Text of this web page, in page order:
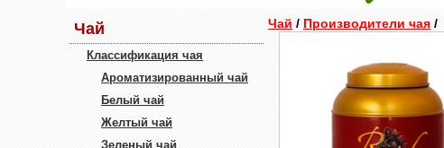
Чай
Классификация чая
Ароматизированный чай
Белый чай
Желтый чай
Зеленый чай
Чай / Производители чая /